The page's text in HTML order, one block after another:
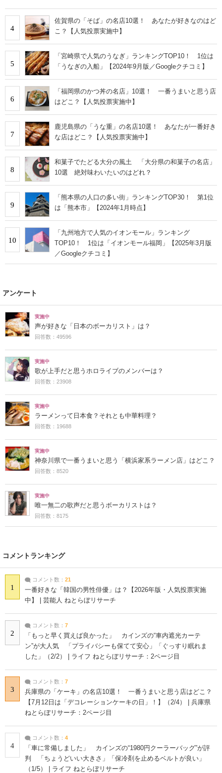
4
佐賀県の「そば」の名店10選！ あなたが好きなのはど
こ？【人気投票実施中】
5
「宮崎県で人気のうなぎ」ランキングTOP10！ 1位は
「うなぎの入船」【2024年9月版／Googleクチコミ】
6
「福岡県のかつ丼の名店」10選！ 一番うまいと思う店
はどこ？【人気投票実施中】
7
鹿児島県の「うな重」の名店10選！ あなたが一番好き
な店はどこ？【人気投票実施中】
8
和菓子でたどる大分の風土 「大分県の和菓子の名店」
10選 絶対味わいたいのはどれ？
9
「熊本県の人口の多い街」ランキングTOP30！ 第1位
は「熊本市」【2024年1月時点】
10
「九州地方で人気のイオンモール」ランキング
TOP10！ 1位は「イオンモール福岡」【2025年3月版
／Googleクチコミ】
アンケート
実施中
声が好きな「日本のボーカリスト」は？
回答数：49596
実施中
歌が上手だと思うホロライブのメンバーは？
回答数：23908
実施中
ラーメンって日本食？それとも中華料理？
回答数：19688
実施中
神奈川県で一番うまいと思う「横浜家系ラーメン店」はどこ？
回答数：8520
実施中
唯一無二の歌声だと思うボーカリストは？
回答数：8175
コメントランキング
1
コメント数： 21
一番好きな「韓国の男性俳優」は？【2026年版・人気投票実施
中】 | 芸能人 ねとらぼリサーチ
2
コメント数： 7
「もっと早く買えば良かった」 カインズの“車内遮光カーテ
ン”が大人気 「プライバシーも保てて安心」「ぐっすり眠れま
した」（2/2） | ライフ ねとらぼリサーチ：2ページ目
3
コメント数： 7
兵庫県の「ケーキ」の名店10選！ 一番うまいと思う店はどこ？
【7月12日は「デコレーションケーキの日」！】（2/4） | 兵庫県
ねとらぼリサーチ：2ページ目
4
コメント数： 4
「車に常備しました」 カインズの“1980円クーラーバッグ”が評
判 「ちょうどいい大きさ」「保冷剤を止めるベルトが良い」
（1/5） | ライフ ねとらぼリサーチ